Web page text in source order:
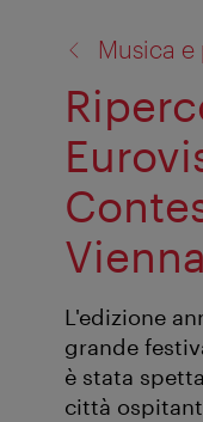
Musica
Vienna
L'edizione
grande
è stata
città